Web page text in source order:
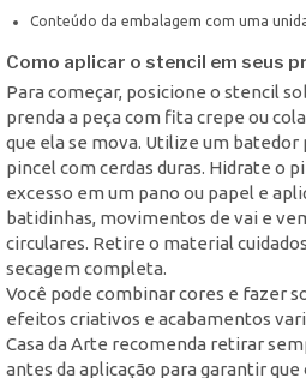
Conteúdo da embalagem com uma
Como aplicar o stencil em seus
Para começar, posicione o stencil
prenda a peça com fita crepe ou
que ela se mova. Utilize um
pincel com cerdas duras. Hidrate o
excesso em um pano ou papel e
batidinhas, movimentos de vai e
circulares. Retire o material
secagem completa.
Você pode combinar cores e fazer
efeitos criativos e acabamentos
Casa da Arte recomenda retirar
antes da aplicação para garantir